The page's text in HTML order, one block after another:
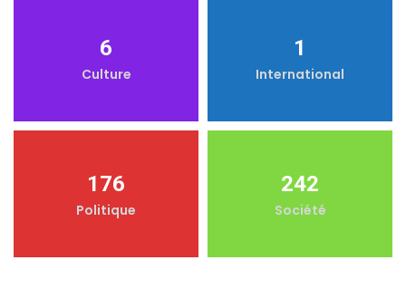
6
Culture
1
International
176
Politique
242
Société